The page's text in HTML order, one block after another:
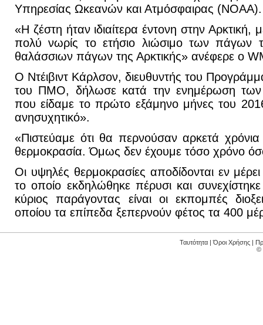
Υπηρεσίας Ωκεανών και Ατμόσφαιρας (NOAA).
«Η ζέστη ήταν ιδιαίτερα έντονη στην Αρκτική,
πολύ νωρίς το ετήσιο λιώσιμο των πάγων
θαλάσσιων πάγων της Αρκτικής» ανέφερε o
Ο Ντέιβιντ Κάρλσον, διευθυντής του
του ΠΜΟ, δήλωσε κατά την ενημέρωση των
που είδαμε το πρώτο εξάμηνο μήνες του
ανησυχητικό».
«Πιστεύαμε ότι θα περνούσαν αρκετά
θερμοκρασία. Όμως δεν έχουμε τόσο χρόνο
Οι υψηλές θερμοκρασίες αποδίδονται εν
το οποίο εκδηλώθηκε πέρυσι και
κύριος παράγοντας είναι οι εκπομπές
οποίου τα επίπεδα ξεπερνούν φέτος τα 400
Ταυτότητα |Όροι Χρήσης |
©